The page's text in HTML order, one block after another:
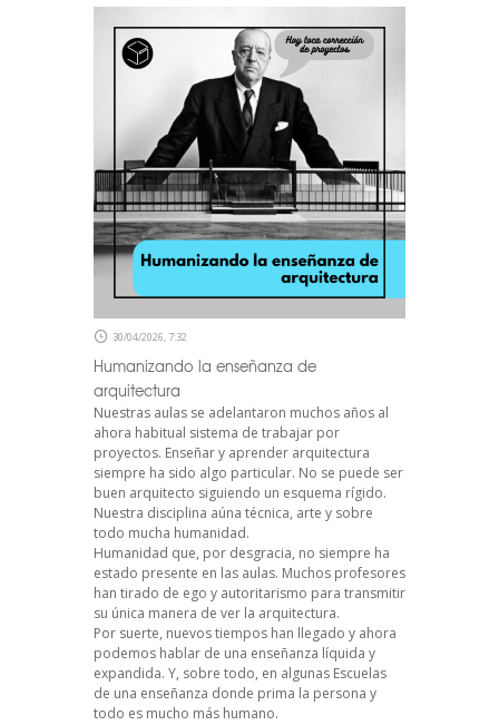
30/04/2026, 7:32
Humanizando la enseñanza de
arquitectura
Nuestras aulas se adelantaron muchos años al
ahora habitual sistema de trabajar por
proyectos. Enseñar y aprender arquitectura
siempre ha sido algo particular. No se puede ser
buen arquitecto siguiendo un esquema rígido.
Nuestra disciplina aúna técnica, arte y sobre
todo mucha humanidad.
Humanidad que, por desgracia, no siempre ha
estado presente en las aulas. Muchos profesores
han tirado de ego y autoritarismo para transmitir
su única manera de ver la arquitectura.
Por suerte, nuevos tiempos han llegado y ahora
podemos hablar de una enseñanza líquida y
expandida. Y, sobre todo, en algunas Escuelas
de una enseñanza donde prima la persona y
todo es mucho más humano.